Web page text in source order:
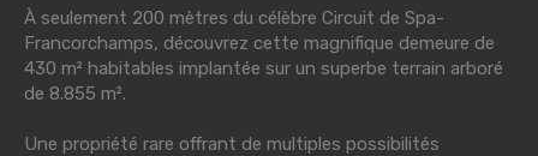
À seulement 200 mètres du célèbre Circuit de Spa-
Francorchamps, découvrez cette magnifique demeure de
430 m² habitables implantée sur un superbe terrain arboré
de 8.855 m².
Une propriété rare offrant de multiples possibilités